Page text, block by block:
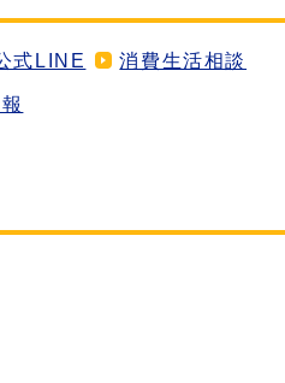
式LINE 消費生活相談